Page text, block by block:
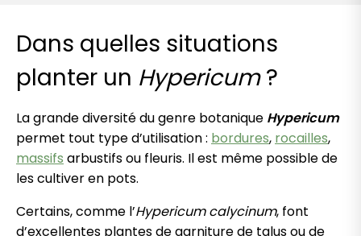
Dans quelles situations
planter un Hypericum?
La grande diversité du genre botanique Hypericum
permet tout type d’utilisation : bordures, rocailles,
massifs arbustifs ou fleuris. Il est même possible de
les cultiver en pots.
Certains, comme l’Hypericum calycinum, font
d’excellentes plantes de garniture de talus ou de